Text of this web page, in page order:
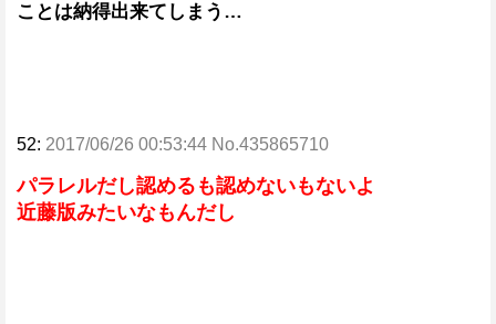
ことは納得出来てしまう…
52: 2017/06/26 00:53:44 No.435865710
パラレルだし認めるも認めないもないよ
近藤版みたいなもんだし